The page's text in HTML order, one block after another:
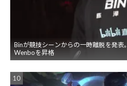
Binが競技シーンからの一時離脱を発表
Wenboを昇格